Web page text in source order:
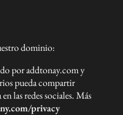
dominio:
por addtonay.com y
pueda compartir
las redes sociales. Más
privacy